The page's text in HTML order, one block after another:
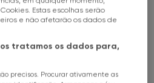
FORTE
Estas escolhas serão
e não afetarão os dados de
tratamos os dados para,
precisos. Procurar ativamente as